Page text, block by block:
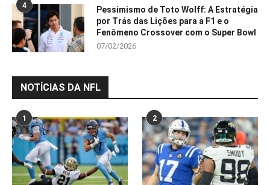
4
Pessimismo de Toto Wolff: A Estratégia
por Trás das Lições para a F1 e o
Fenômeno Crossover com o Super Bowl
07/02/2026
NOTÍCIAS DA NFL
1 2